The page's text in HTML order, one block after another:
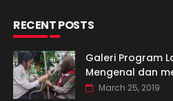
RECENT POSTS
Galeri Program
Mengenal dan
March 25, 2019